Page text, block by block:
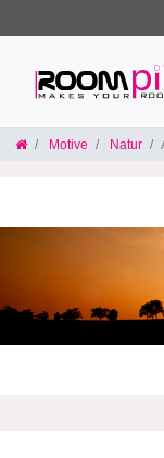
Motive Natur